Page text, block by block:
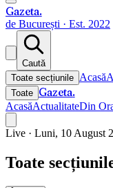
Gazeta.
de București · Est. 2022
Caută
Toate secțiunile Acasă
Toate Gazeta.
AcasăActualitateDin
Live · Luni, 10 August
Toate